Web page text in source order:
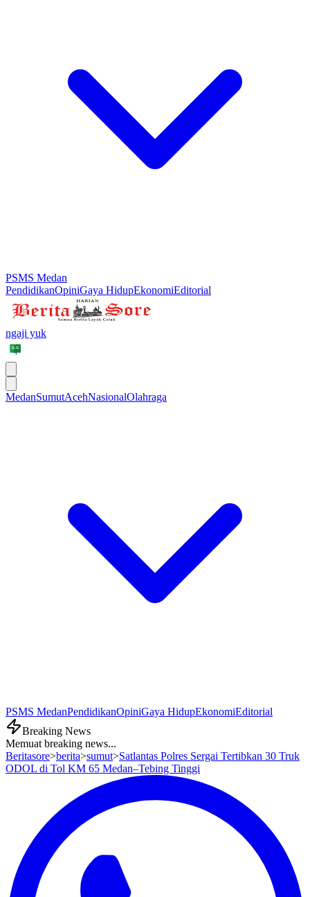
PSMS Medan
PendidikanOpiniGaya HidupEkonomiEditorial
ngaji yuk
MedanSumutAcehNasionalOlahraga
PSMS MedanPendidikanOpiniGaya HidupEkonomiEditorial
Breaking News
Memuat breaking news...
Beritasore>berita>sumut>Satlantas Polres Sergai Tertibkan 30 Truk
ODOL di Tol KM 65 Medan–Tebing Tinggi